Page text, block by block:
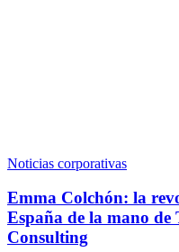
Noticias corporativas
Emma Colchón: la
España de la mano
Consulting